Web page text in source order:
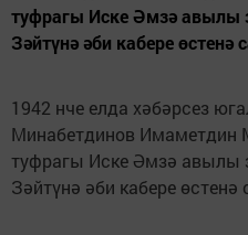
туфрагы Иске Әмзә авылы
Зәйтүнә әби кабере
1942 нче елда хәбәрсез
Минабетдинов Имаметдин
туфрагы Иске Әмзә авылы
Зәйтүнә әби кабере